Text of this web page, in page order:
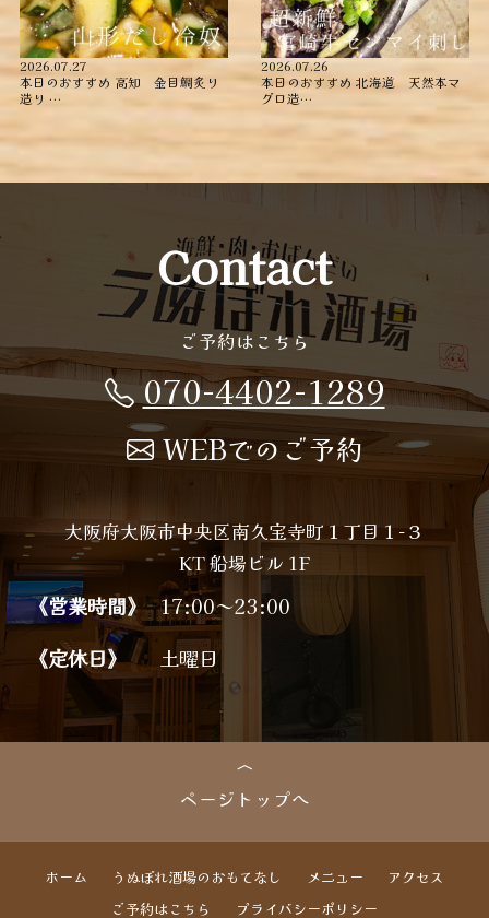
2026.07.27
本日のおすすめ ︎高知 金目鯛炙り
造り ︎…
2026.07.26
本日のおすすめ ︎北海道 天然本マ
グロ造…
Contact
ご予約はこちら
070-4402-1289
WEBでのご予約
大阪府大阪市中央区南久宝寺町１丁目１−３
KT 船場ビル 1F
《営業時間》 17:00～23:00
《定休日》 土曜日
ページトップへ
ホーム うぬぼれ酒場のおもてなし メニュー
アクセス
ご予約はこちら
プライバシーポリシー